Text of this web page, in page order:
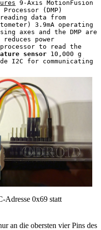
9-Axis MotionFusion
(DMP)
data from
3.9mA operating
axes and the DMP are
power
to read the
sensor 10,000 g
I2C for communicating
Adresse 0x69 statt
an die obersten vier Pins des